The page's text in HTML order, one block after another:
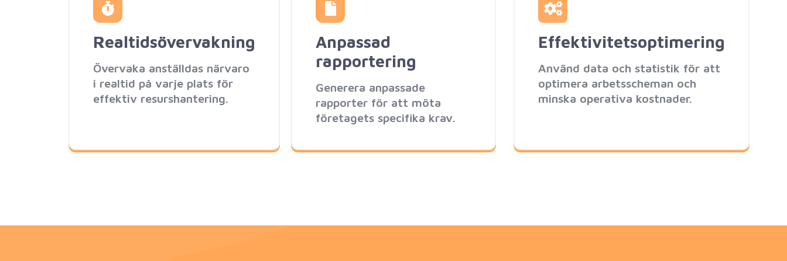
Realtidsövervakning
Övervaka anställdas närvaro
i realtid på varje plats för
effektiv resurshantering.
Anpassad
rapportering
Generera anpassade
rapporter för att möta
företagets specifika krav.
Effektivitetsoptimering
Använd data och statistik för att
optimera arbetsscheman och
minska operativa kostnader.